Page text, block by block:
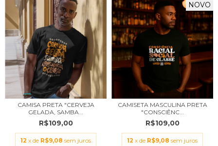
CAMISA PRETA "CERVEJA
GELADA, SAMBA...
R$109,00
12 x de R$9,08 sem juros
NOVO
CAMISETA MASCULINA PRETA
"CONSCIÊNC...
R$109,00
12 x de R$9,08 sem juros